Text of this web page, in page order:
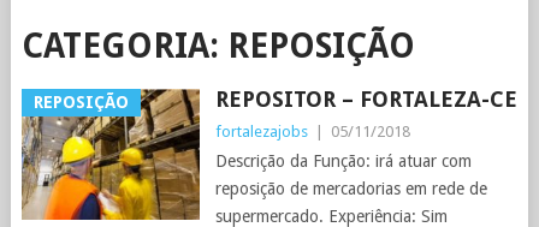
CATEGORIA: REPOSIÇÃO
REPOSIÇÃO REPOSITOR – FORTALEZA-CE
fortalezajobs 05/11/2018
Descrição da Função: irá atuar com
reposição de mercadorias em rede de
supermercado. Experiência: Sim